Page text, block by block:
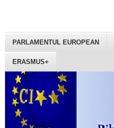
PARLAMENTUL EUROPEAN
ERASMUS+